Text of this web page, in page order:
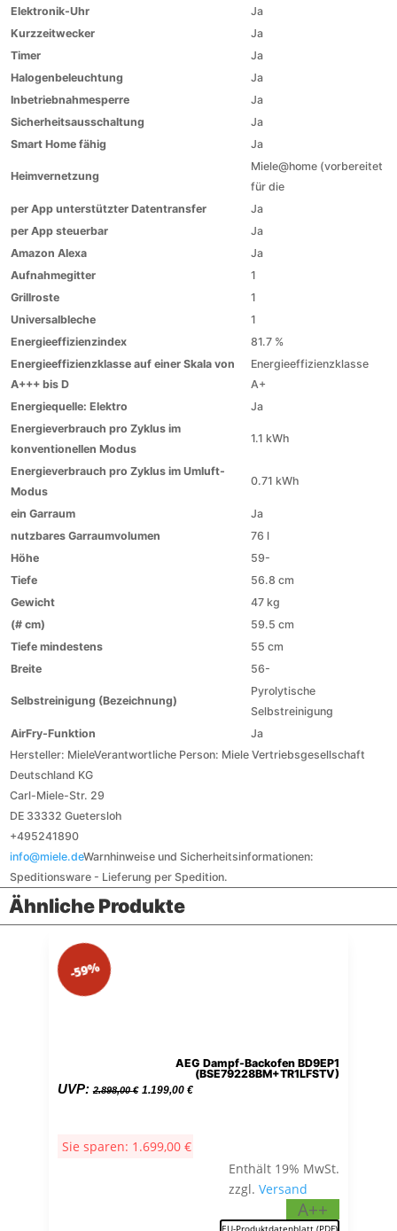
Elektronik-Uhr
Ja
Kurzzeitwecker
Ja
Timer
Ja
Halogenbeleuchtung
Ja
Inbetriebnahmesperre
Ja
Sicherheitsausschaltung
Ja
Smart Home fähig
Ja
Heimvernetzung
Miele@home (vorbereitet
für die
per App unterstützter Datentransfer
Ja
per App steuerbar
Ja
Amazon Alexa
Ja
Aufnahmegitter
1
Grillroste
1
Universalbleche
1
Energieeffizienzindex
81.7 %
Energieeffizienzklasse auf einer Skala von
A+++ bis D
Energieeffizienzklasse
A+
Energiequelle: Elektro
Ja
Energieverbrauch pro Zyklus im
konventionellen Modus
1.1 kWh
Energieverbrauch pro Zyklus im Umluft-
Modus
0.71 kWh
ein Garraum
Ja
nutzbares Garraumvolumen
76 l
Höhe
59-
Tiefe
56.8 cm
Gewicht
47 kg
(# cm)
59.5 cm
Tiefe mindestens
55 cm
Breite
56-
Selbstreinigung (Bezeichnung)
Pyrolytische
Selbstreinigung
AirFry-Funktion
Ja
Hersteller: MieleVerantwortliche Person: Miele Vertriebsgesellschaft
Deutschland KG
Carl-Miele-Str. 29
DE 33332 Guetersloh
+495241890
info@miele.deWarnhinweise und Sicherheitsinformationen:
Speditionsware - Lieferung per Spedition.
Ähnliche Produkte
AEG Dampf-Backofen BD9EP1
(BSE79228BM+TR1LFSTV)
UVP: 2.898,00€ Ursprünglicher
2.898,00 €
1.199,00 €Aktueller
Sie sparen: 1.699,00 €
Enthält 19% MwSt.
zzgl.Versand
A++
EU-Produktdatenblatt (PDF)
-59%